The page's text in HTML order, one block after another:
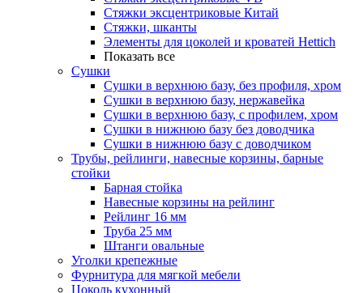
Стяжки эксцентриковые Китай
Стяжки, шканты
Элементы для цоколей и кроватей Hettich
Показать все
Сушки
Сушки в верхнюю базу, без профиля, хром
Сушки в верхнюю базу, нержавейка
Сушки в верхнюю базу, с профилем, хром
Сушки в нижнюю базу без доводчика
Сушки в нижнюю базу с доводчиком
Трубы, рейлинги, навесные корзины, барные
стойки
Барная стойка
Навесные корзины на рейлинг
Рейлинг 16 мм
Труба 25 мм
Штанги овальные
Уголки крепежные
Фурнитура для мягкой мебели
Цоколь кухонный